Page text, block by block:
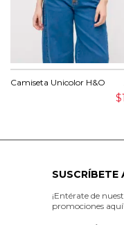
Camiseta Unicolor H&O
SUSCRÍBETE
¡Entérate de
promociones aquí!